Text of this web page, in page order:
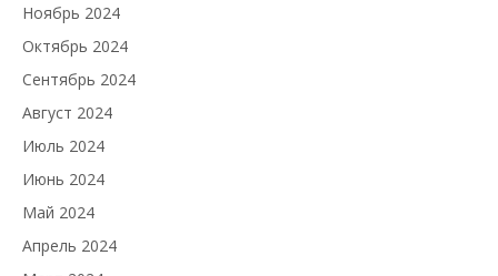
Ноябрь 2024
Октябрь 2024
Сентябрь 2024
Август 2024
Июль 2024
Июнь 2024
Май 2024
Апрель 2024